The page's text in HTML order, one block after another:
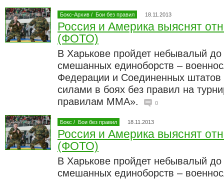
Бокс-Архив / Бои без правил 18.11.2013
Россия и Америка выяснят
(ФОТО)
В Харькове пройдет небывалый до
смешанных единоборств –
Федерации и Соединенных
силами в боях без правил на
правилам ММА».
0
Бокс / Бои без правил 18.11.2013
Россия и Америка выяснят
(ФОТО)
В Харькове пройдет небывалый до
смешанных единоборств –